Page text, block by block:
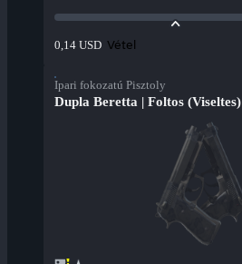
0,14 USD Vétel
Ipari fokozatú Pisztoly
Dupla Beretta | Foltos (Viseltes)